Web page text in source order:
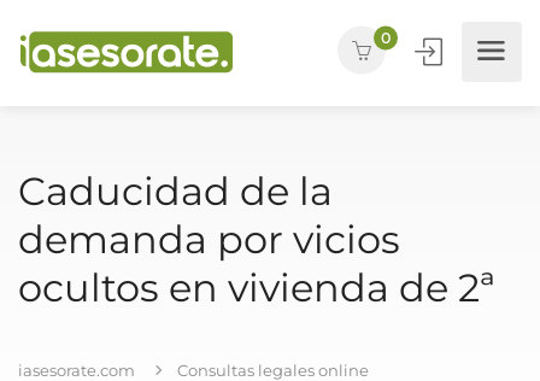
0
Caducidad de la
demanda por vicios
ocultos en vivienda de 2ª
iasesorate.com
Consultas legales online